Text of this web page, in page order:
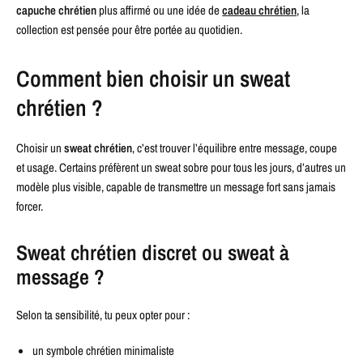
capuche chrétienplus affirmé ou une idée decadeau chrétien, la
collection est pensée pour être portée au quotidien.
Comment bien choisir un sweat
chrétien ?
Choisir unsweat chrétien, c’est trouver l’équilibre entre message, coupe
et usage. Certains préfèrent un sweat sobre pour tous les jours, d’autres un
modèle plus visible, capable de transmettre un message fort sans jamais
forcer.
Sweat chrétien discret ou sweat à
message ?
Selon ta sensibilité, tu peux opter pour :
un symbole chrétien minimaliste